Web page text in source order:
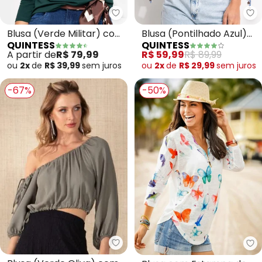
Quintess - Blusa (Verde
Blusa (Verde Militar) com
Mangas 3/4
QUINTESS
A partir deR$ 79,99
ou 2xde R$ 39,99sem juros
Blusa (Pontilhado Azul)
em Malha Texturizada
QUINTESS
R$ 59,99R$ 89,99
ou 2xde R$ 29,99sem juros
-67%
Quintess - Blusa (Verde Oliva)
-50%